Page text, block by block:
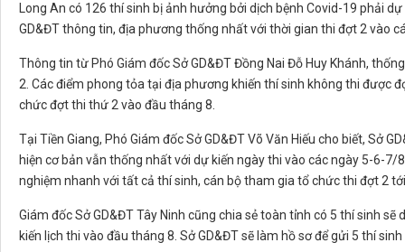
Long An có 126 thí sinh bị ảnh hưởng bởi dịch bệnh Covid-19 phải
GD&ĐT thông tin, địa phương thống nhất với thời gian thi đợt 2 vào
Thông tin từ Phó Giám đốc Sở GD&ĐT Đồng Nai Đỗ Huy Khánh,
2. Các điểm phong tỏa tại địa phương khiến thí sinh không thi được
chức đợt thi thứ 2 vào đầu tháng 8.
Tại Tiền Giang, Phó Giám đốc Sở GD&ĐT Võ Văn Hiếu cho biết, Sở
hiện cơ bản vẫn thống nhất với dự kiến ngày thi vào các ngày 5-6-7/
nghiệm nhanh với tất cả thí sinh, cán bộ tham gia tổ chức thi đợt 2
Giám đốc Sở GD&ĐT Tây Ninh cũng chia sẻ toàn tỉnh có 5 thí sinh
kiến lịch thi vào đầu tháng 8. Sở GD&ĐT sẽ làm hồ sơ để gửi 5 thí